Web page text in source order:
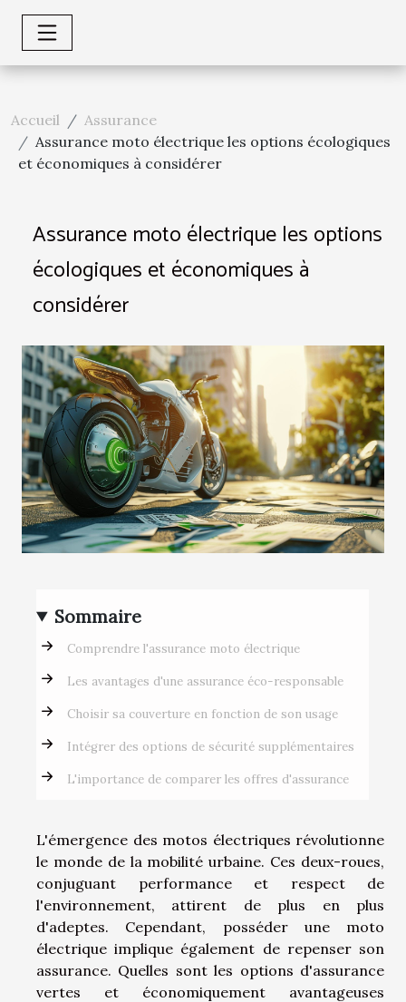
Accueil
Assurance
Assurance moto électrique les options écologiques
et économiques à considérer
Assurance moto électrique les options
écologiques et économiques à
considérer
Sommaire
Comprendre l'assurance moto électrique
Les avantages d'une assurance éco-responsable
Choisir sa couverture en fonction de son usage
Intégrer des options de sécurité supplémentaires
L'importance de comparer les offres d'assurance
L'émergence des motos électriques révolutionne
le monde de la mobilité urbaine. Ces deux-roues,
conjuguant performance et respect de
l'environnement, attirent de plus en plus
d'adeptes. Cependant, posséder une moto
électrique implique également de repenser son
assurance. Quelles sont les options d'assurance
vertes et économiquement avantageuses